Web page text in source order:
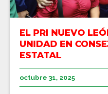
EL PRI NUEVO
UNIDAD EN
ESTATAL
octubre 31, 2025